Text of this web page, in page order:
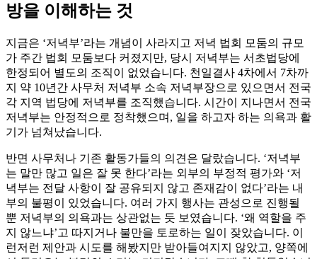
방을 이해하는 것
지금은 ‘저녁부’라는 개념이 사라지고 저녁 법회 모둠의 규모
가 주간 법회 모둠보다 커졌지만, 당시 저녁부는 서초법당에
한정되어 별도의 조직이 없었습니다. 천일결사 4차에서 7차까
지 약 10년간 사무처 저녁부 소속 저녁부장으로 있으면서 전국
각 지역 법당에 저녁부를 조직했습니다. 시간이 지나면서 전국
저녁부는 안정적으로 정착했으며, 일을 하고자 하는 의욕과 활
기가 넘쳐났습니다.
반면 사무처나 기존 활동가들의 의견은 달랐습니다. ‘저녁부
는 말만 많고 일은 잘 못 한다’라는 외부의 부정적 평가와 ‘저
녁부는 전달 사항이 잘 공유되지 않고 존재감이 없다’라는 내
부의 불평이 있었습니다. 여러 가지 행사는 관성으로 진행될
뿐 저녁부의 의욕과는 상관없는 듯 보였습니다. ‘왜 역할을 주
지 않느냐’고 따지거나 불만을 토로하는 일이 잦았습니다. 이
런저런 제안과 시도를 해봤지만 받아들여지지 않았고, 양쪽에